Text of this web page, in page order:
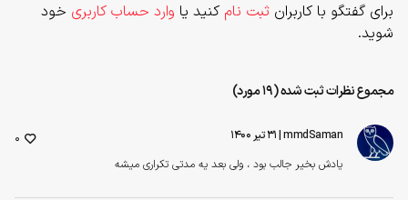
برای گفتگو با کاربران ثبت نام کنید یا وارد حساب کاربری خود
شوید.
مجموع نظرات ثبت شده (19 مورد)
mmdSaman
یادش بخیر جالب بود ، ولی بعد یه مدتی تکراری میشه
0